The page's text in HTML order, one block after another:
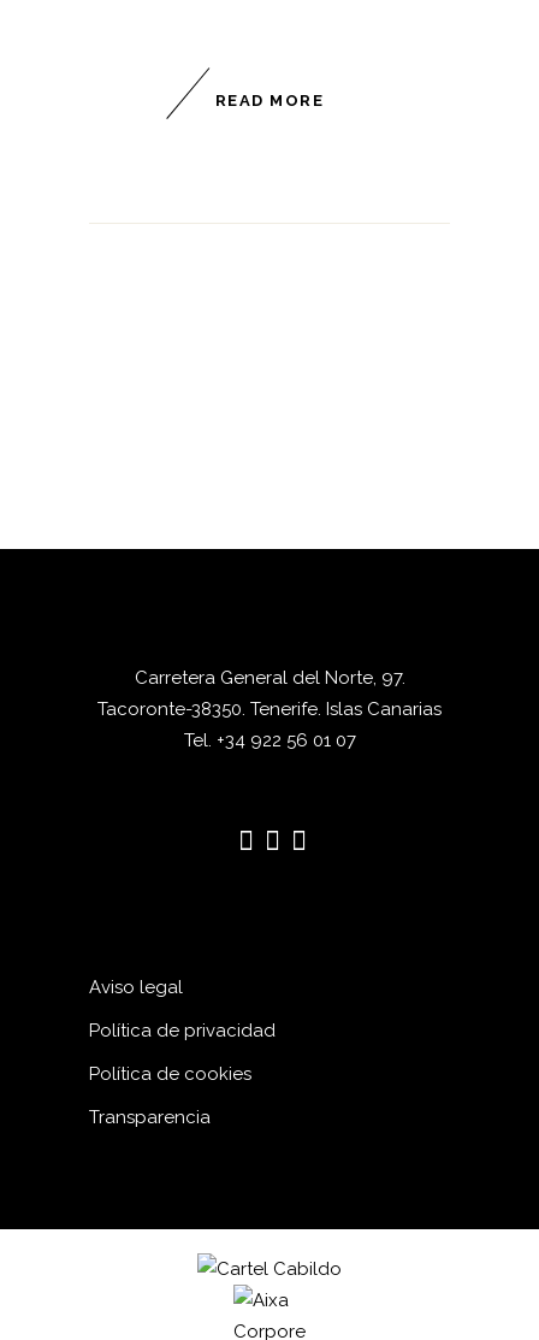
READ MORE
Carretera General del Norte, 97.
Tacoronte-38350. Tenerife. Islas Canarias
Tel. +34 922 56 01 07
Aviso legal
Política de privacidad
Política de cookies
Transparencia